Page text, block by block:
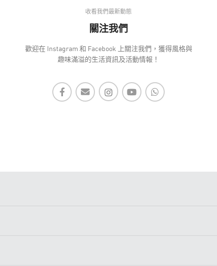
收看我們最新動態
關注我們
歡迎在 Instagram 和 Facebook 上關注我們，獲得風格與
趣味滿溢的生活資訊及活動情報！